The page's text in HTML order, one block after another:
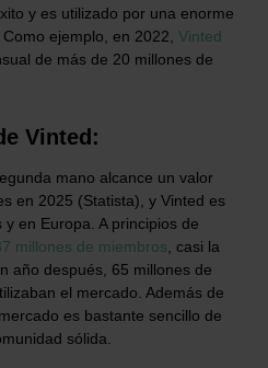
y es utilizado por una enorme
ejemplo, en 2022, Vinted
de más de 20 millones de
Vinted:
mano alcance un valor
en 2025 (Statista), y Vinted es
en Europa. A principios de
millones de miembros , casi la
año después, 65 millones de
el mercado. Además de
es bastante sencillo de
sólida.